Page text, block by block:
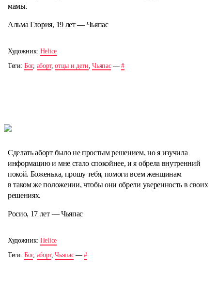
мамы.
Альма Глория, 19 лет — Чьяпас
Художник: Helice
Теги:Бог, аборт,отцы и дети ,Чьяпас—#
Сделать аборт было не простым решением, но я изучила
информацию и мне стало спокойнее, и я обрела внутренний
покой. Боженька, прошу тебя, помоги всем женщинам
в таком же положении, чтобы они обрели уверенность в своих
решениях.
Росио, 17 лет — Чьяпас
Художник: Helice
Теги:Бог, аборт,Чьяпас—#